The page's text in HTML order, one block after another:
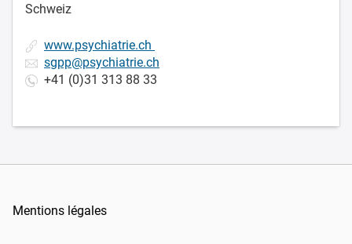
Schweiz
www.psychiatrie.ch
sgpp@psychiatrie.ch
+41 (0)31 313 88 33
Mentions légales